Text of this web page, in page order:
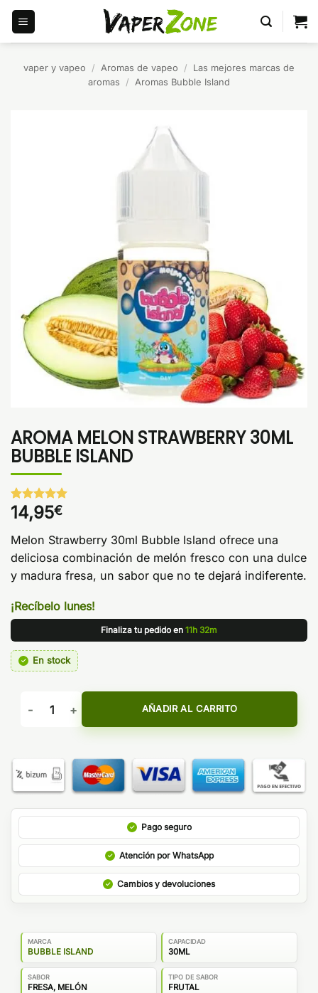
Saltar
contenido
vaper y vapeo / Aromas de vapeo /
Las mejores marcas de
aromas
/ Aromas Bubble Island
AROMA MELON STRAWBERRY 30ML
BUBBLE ISLAND
Valorado
con 5de 5
1
valoración
de un
14,95€
Melon Strawberry 30ml Bubble Island ofrece una
deliciosa combinación de melón fresco con una dulce
y madura fresa, un sabor que no te dejará indiferente.
¡Recíbelo lunes!
Finaliza tu pedido en 11h 32m
En stock
AROMA MELON STRAWBERRY 30ML BUBBLE ISLAND
AÑADIR AL CARRITO
Pago seguro
Atención por WhatsApp
Cambios y devoluciones
MARCA
BUBBLE ISLAND
CAPACIDAD
30ML
SABOR
FRESA, MELÓN
TIPO DE SABOR
FRUTAL